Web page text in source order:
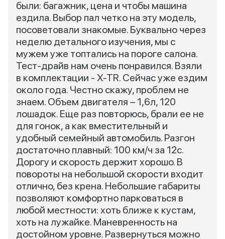
были: багажник, цена и чтобы машина
ездила. Выбор пал четко на эту модель,
посоветовали знакомые. Буквально через
неделю детального изучения, мы с
мужем уже топтались на пороге салона.
Тест-драйв нам очень понравился. Взяли
в комплектации - X-TR. Сейчас уже ездим
около года. Честно скажу, проблем не
знаем. Объем двигателя – 1,6л, 120
лошадок. Еще раз повторюсь, брали ее не
для гонок, а как вместительный и
удобный семейный автомобиль. Разгон
достаточно плавный: 100 км/ч за 12с.
Дорогу и скорость держит хорошо. В
повороты на небольшой скорости входит
отлично, без крена. Небольшие габариты
позволяют комфортно парковаться в
любой местности: хоть ближе к кустам,
хоть на лужайке. Маневренность на
достойном уровне. Развернуться можно